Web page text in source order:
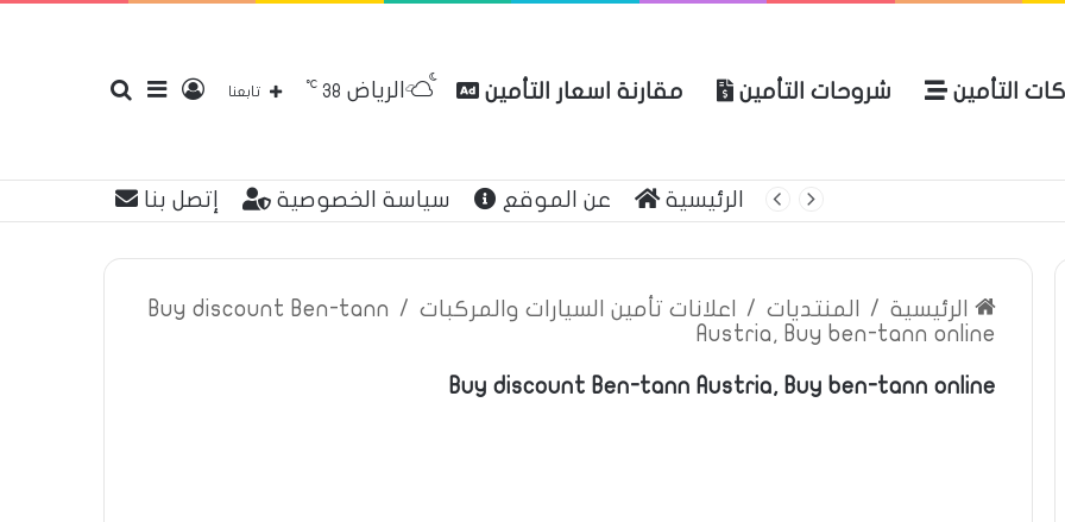
التأمين شروحات التأمين مقارنة اسعار التأمين إضافة
عمود
تسجيل
الدخول
تابعنا الرياض 38
℃
الرئيسية عن الموقع سياسة الخصوصية إتصل بنا
الرئيسية / المنتديات / اعلانات تأمين السيارات والمركبات /
Buy discount Ben-tann
Austria, Buy ben-tann online
Buy discount Ben-tann Austria, Buy ben-tann online